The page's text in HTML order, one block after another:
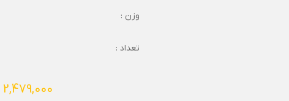
وزن :
تعداد :
2,479,000